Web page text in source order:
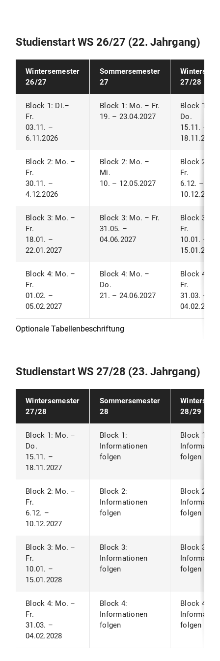
Studienstart WS 26/27 (22. Jahrgang)
Optionale Tabellenbeschriftung
Wintersemester
26/27
Sommersemester
27
27/28
Block 1: Di.–
Fr.
03.11. –
6.11.2026
Block 1: Mo. – Fr.
19. – 23.04.2027
Block 1:
Do.
15.11. –
18.11.2027
Block 2: Mo. –
Fr.
30.11. –
4.12.2026
Block 2: Mo. –
Mi.
10. – 12.05.2027
Block 2:
Fr.
6.12. –
10.12.2027
Block 3: Mo. –
Fr.
18.01. –
22.01.2027
Block 3: Mo. – Fr.
31.05. –
04.06.2027
Block 3:
Fr.
10.01. –
15.01.2028
Block 4: Mo. –
Fr.
01.02. –
05.02.2027
Block 4: Mo. –
Do.
21. – 24.06.2027
Block 4:
Fr.
31.03. –
04.02.2028
Studienstart WS 27/28 (23. Jahrgang)
Wintersemester
27/28
Sommersemester
28
28/29
Block 1: Mo. –
Do.
15.11. –
18.11.2027
Block 1:
Informationen
folgen
Block 1:
folgen
Block 2: Mo. –
Fr.
6.12. –
10.12.2027
Block 2:
Informationen
folgen
Block 2:
folgen
Block 3: Mo. –
Fr.
10.01. –
15.01.2028
Block 3:
Informationen
folgen
Block 3:
folgen
Block 4: Mo. –
Fr.
31.03. –
04.02.2028
Block 4:
Informationen
folgen
Block 4:
folgen